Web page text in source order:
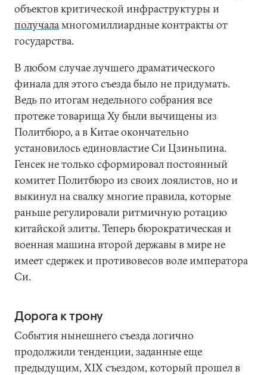
объектов критической инфраструктуры и
получаламногомиллиардные контракты от
государства.
В любом случае лучшего драматического
финала для этого съезда было не придумать.
Ведь по итогам недельного собрания все
протеже товарища Ху были вычищены из
Политбюро, а в Китае окончательно
установилось единовластие Си Цзиньпина.
Генсек не только сформировал постоянный
комитет Политбюро из своих лоялистов, но и
выкинул на свалку многие правила, которые
раньше регулировали ритмичную ротацию
китайской элиты. Теперь бюрократическая и
военная машина второй державы в мире не
имеет сдержек и противовесов воле императора
Си.
Дорога к трону
События нынешнего съезда логично
продолжили тенденции, заданные еще
предыдущим, XIX съездом, который прошел в